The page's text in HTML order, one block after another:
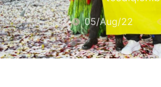
05/Aug/22